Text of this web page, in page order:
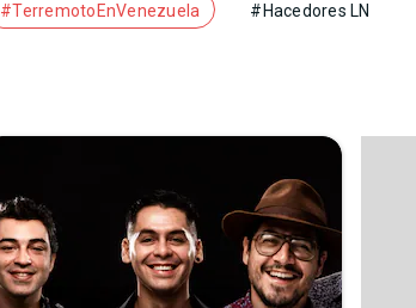
#TerremotoEnVenezuela #Hacedores LN